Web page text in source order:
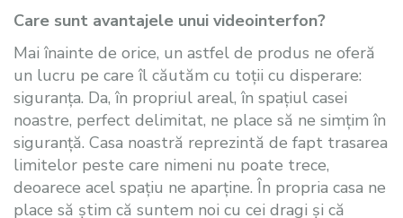
Care sunt avantajele unui videointerfon?
Mai înainte de orice, un astfel de produs ne oferă
un lucru pe care îl căutăm cu toții cu disperare:
siguranța. Da, în propriul areal, în spațiul casei
noastre, perfect delimitat, ne place să ne simțim în
siguranță. Casa noastră reprezintă de fapt trasarea
limitelor peste care nimeni nu poate trece,
deoarece acel spațiu ne aparține. În propria casa ne
place să știm că suntem noi cu cei dragi și că